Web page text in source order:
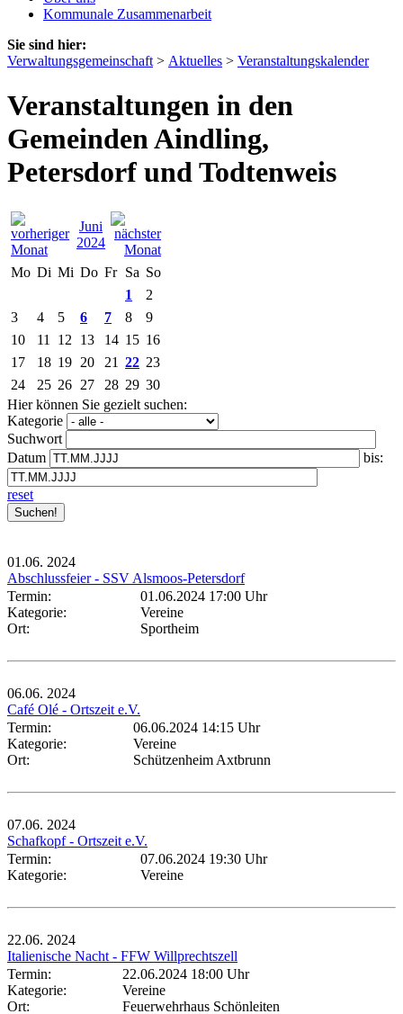
Kommunale Zusammenarbeit
Sie sind hier:
Verwaltungsgemeinschaft > Aktuelles > Veranstaltungskalender
Veranstaltungen in den
Gemeinden Aindling,
Petersdorf und Todtenweis
Juni
2024
Mo Di Mi Do Fr Sa So
1
2
3
4 5 6 7 8
9
10
11 12 13 14 15 16
17
18 19 20 21 22 23
24
25 26 27 28 29 30
Hier können Sie gezielt suchen:
Kategorie
Suchwort
Datum
bis:
reset
01.06. 2024
Abschlussfeier - SSV Alsmoos-Petersdorf
Termin:
01.06.2024 17:00 Uhr
Kategorie:
Vereine
Ort:
Sportheim
06.06. 2024
Café Olé - Ortszeit e.V.
Termin:
06.06.2024 14:15 Uhr
Kategorie:
Vereine
Ort:
Schützenheim Axtbrunn
07.06. 2024
Schafkopf - Ortszeit e.V.
Termin:
07.06.2024 19:30 Uhr
Kategorie:
Vereine
22.06. 2024
Italienische Nacht - FFW Willprechtszell
Termin:
22.06.2024 18:00 Uhr
Kategorie:
Vereine
Ort:
Feuerwehrhaus Schönleiten